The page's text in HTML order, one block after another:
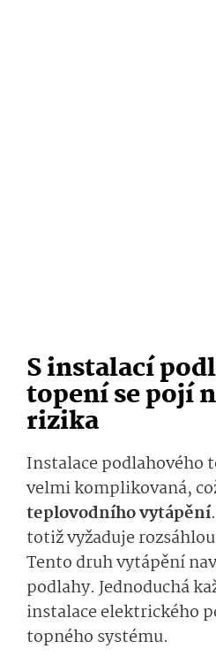
S instalací
topení se pojí
rizika
Instalace podlahového
velmi komplikovaná,
teplovodního vytápění
totiž vyžaduje
Tento druh vytápění
podlahy. Jednoduchá
instalace elektrického
topného systému.